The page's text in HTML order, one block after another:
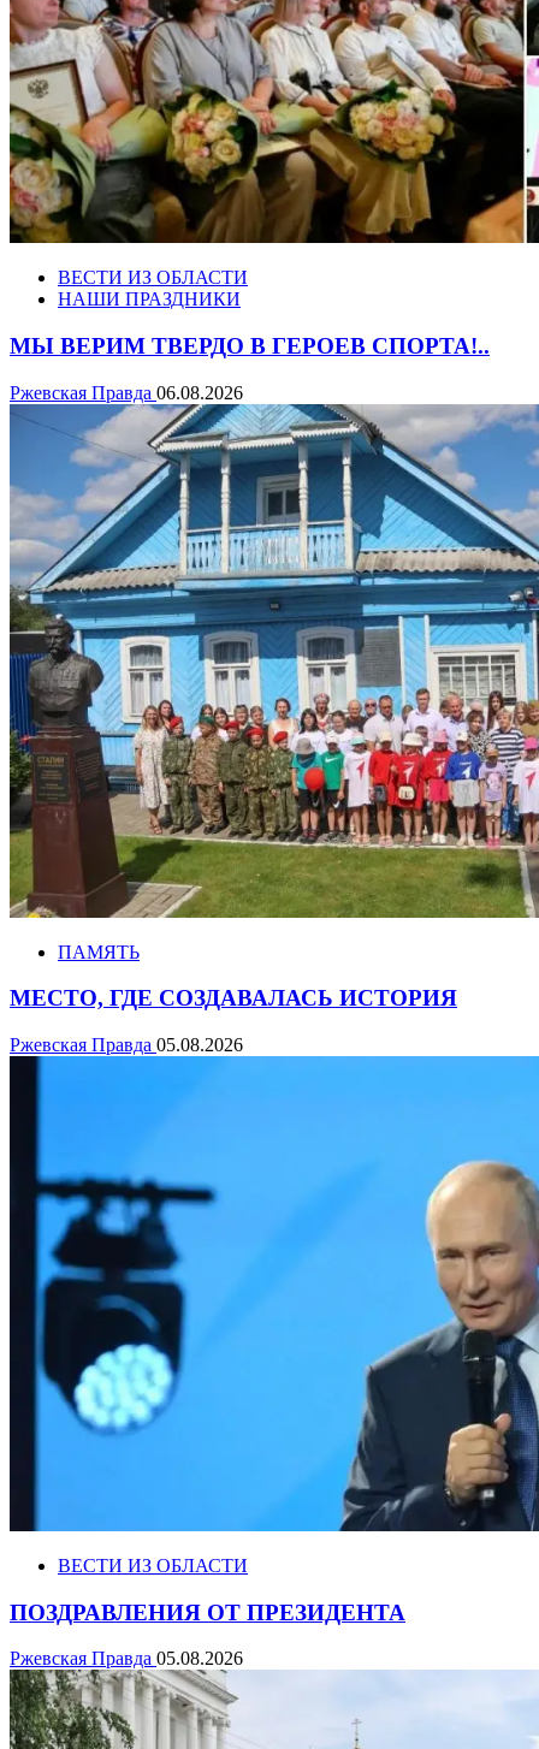
ВЕСТИ ИЗ ОБЛАСТИ
НАШИ ПРАЗДНИКИ
МЫ ВЕРИМ ТВЕРДО В ГЕРОЕВ СПОРТА!..
Ржевская Правда 06.08.2026
ПАМЯТЬ
МЕСТО, ГДЕ СОЗДАВАЛАСЬ ИСТОРИЯ
Ржевская Правда 05.08.2026
ВЕСТИ ИЗ ОБЛАСТИ
ПОЗДРАВЛЕНИЯ ОТ ПРЕЗИДЕНТА
Ржевская Правда 05.08.2026